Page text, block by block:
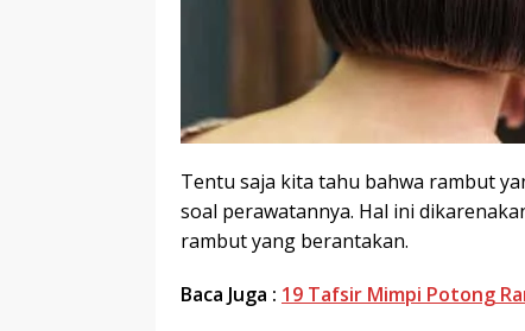
Tentu saja kita tahu bahwa rambut
soal perawatannya. Hal ini
rambut yang berantakan.
Baca Juga : 19 Tafsir Mimpi Potong